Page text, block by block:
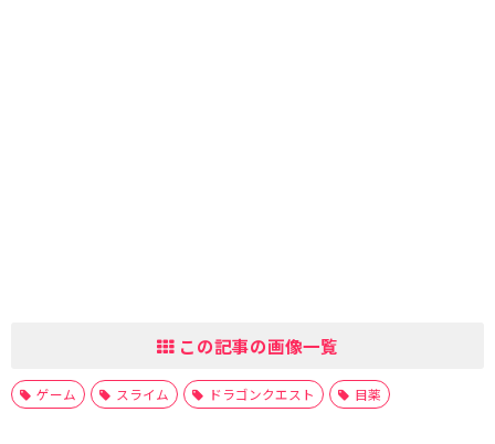
この記事の画像一覧
ゲーム スライム ドラゴンクエスト 目薬